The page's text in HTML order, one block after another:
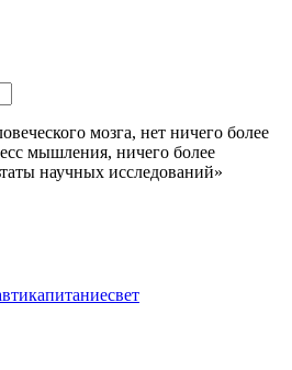
мозга, нет ничего более
мышления, ничего более
научных исследований»
питаниесвет